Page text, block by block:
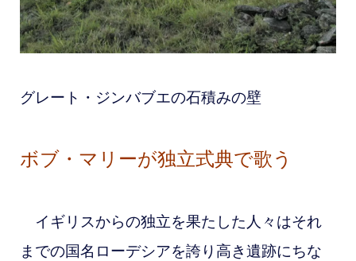
グレート・ジンバブエの石積みの壁
ボブ・マリーが独立式典で歌う
イギリスからの独立を果たした人々はそれ
までの国名ローデシアを誇り高き遺跡にちな